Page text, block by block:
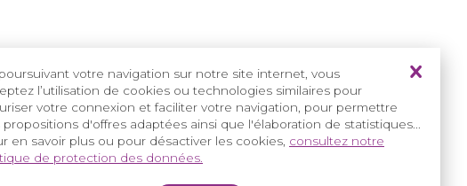
votre navigation sur notre site internet, vous
l’utilisation de cookies ou technologies similaires pour
votre connexion et faciliter votre navigation, pour permettre
propositions d'offres adaptées ainsi que l'élaboration de statistiques...
en savoir plus ou pour désactiver les cookies, consultez notre
de protection des données.
20 janvier 2026)
27 janvier 2026)
28 avril 2026)
26 juin 2026)